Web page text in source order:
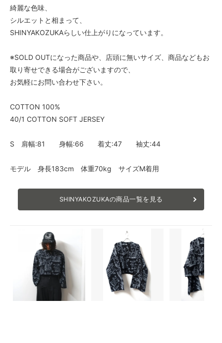
綺麗な色味、
シルエットと相まって、
SHINYAKOZUKAらしい仕上がりになっています。
※SOLD OUTになった商品や、店頭に無いサイズ、商品などもお
取り寄せできる場合がございますので、
お気軽にお問い合わせ下さい。
COTTON 100%
40/1 COTTON SOFT JERSEY
S 肩幅:81 身幅:66 着丈:47 袖丈:44
モデル 身長183cm 体重70kg サイズM着用
SHINYAKOZUKAの商品一覧を見る